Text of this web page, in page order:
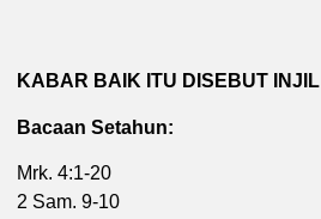
KABAR BAIK ITU DISEBUT INJIL
Bacaan Setahun:
Mrk. 4:1-20
2 Sam. 9-10